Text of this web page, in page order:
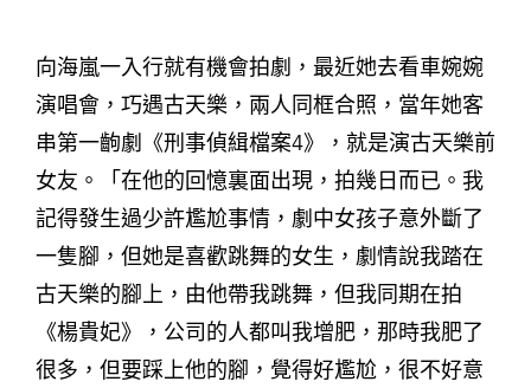
向海嵐一入行就有機會拍劇，最近她去看車婉婉
演唱會，巧遇古天樂，兩人同框合照，當年她客
串第一齣劇《刑事偵緝檔案4》，就是演古天樂前
女友。「在他的回憶裏面出現，拍幾日而已。我
記得發生過少許尷尬事情，劇中女孩子意外斷了
一隻腳，但她是喜歡跳舞的女生，劇情說我踏在
古天樂的腳上，由他帶我跳舞，但我同期在拍
《楊貴妃》，公司的人都叫我增肥，那時我肥了
很多，但要踩上他的腳，覺得好尷尬，很不好意